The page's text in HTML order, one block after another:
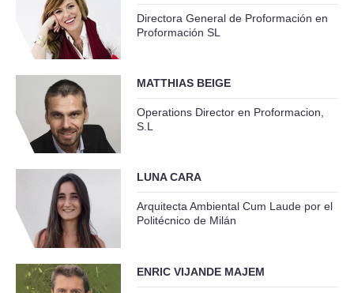
Directora General de Proformación en
Proformación SL
MATTHIAS BEIGE
Operations Director en Proformacion,
S.L
LUNA CARA
Arquitecta Ambiental Cum Laude por el
Politécnico de Milán
ENRIC VIJANDE MAJEM